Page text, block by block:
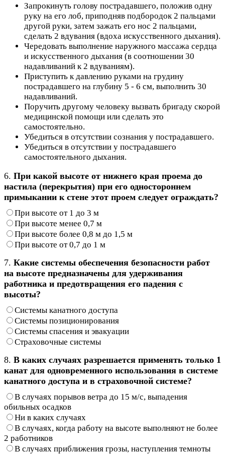
Запрокинуть голову пострадавшего, положив одну
руку на его лоб, приподняв подбородок 2 пальцами
другой руки, затем зажать его нос 2 пальцами,
сделать 2 вдувания (вдоха искусственного дыхания).
Чередовать выполнение наружного массажа сердца
и искусственного дыхания (в соотношении 30
надавливаний к 2 вдуваниям).
Приступить к давлению руками на грудину
пострадавшего на глубину 5 - 6 см, выполнить 30
надавливаний.
Поручить другому человеку вызвать бригаду скорой
медицинской помощи или сделать это
самостоятельно.
Убедиться в отсутствии сознания у пострадавшего.
Убедиться в отсутствии у пострадавшего
самостоятельного дыхания.
6. При какой высоте от нижнего края проема до
настила (перекрытия) при его одностороннем
примыкании к стене этот проем следует ограждать?
При высоте от 1 до 3 м
При высоте менее 0,7 м
При высоте более 0,8 м до 1,5 м
При высоте от 0,7 до 1 м
7. Какие системы обеспечения безопасности работ
на высоте предназначены для удерживания
работника и предотвращения его падения с
высоты?
Системы канатного доступа
Системы позиционирования
Системы спасения и эвакуации
Страховочные системы
8. В каких случаях разрешается применять только 1
канат для одновременного использования в системе
канатного доступа и в страховочной системе?
В случаях порывов ветра до 15 м/с, выпадения
обильных осадков
Ни в каких случаях
В случаях, когда работу на высоте выполняют не более
2 работников
В случаях приближения грозы, наступления темноты